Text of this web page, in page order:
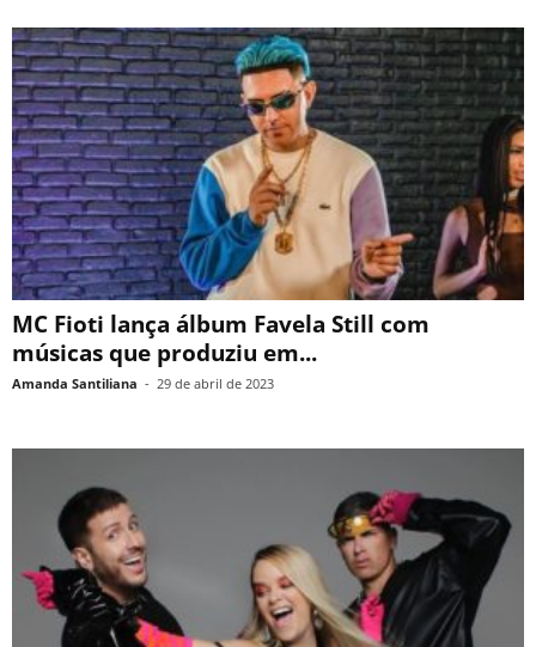
MC Fioti lança álbum Favela Still com
músicas que produziu em...
Amanda Santiliana - 29 de abril de 2023